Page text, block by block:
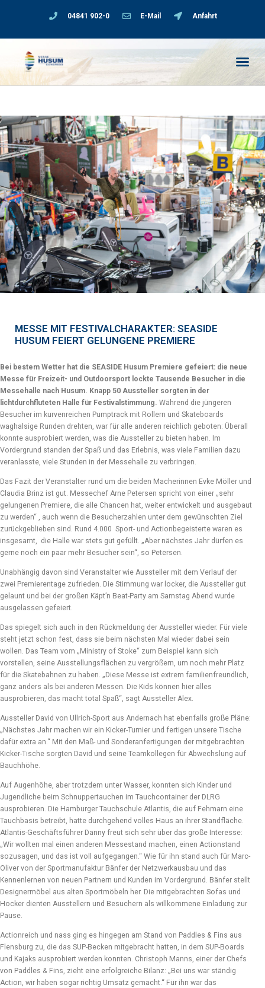
04841 902-0 E-Mail Anfahrt
MESSE MIT FESTIVALCHARAKTER: SEASIDE
HUSUM FEIERT GELUNGENE PREMIERE
Bei bestem Wetter hat die SEASIDE Husum Premiere gefeiert: die neue
Messe für Freizeit- und Outdoorsport lockte Tausende Besucher in die
Messehalle nach Husum. Knapp 50 Aussteller sorgten in der
lichtdurchfluteten Halle für Festivalstimmung. Während die jüngeren
Besucher im kurvenreichen Pumptrack mit Rollern und Skateboards
waghalsige Runden drehten, war für alle anderen reichlich geboten: Überall
konnte ausprobiert werden, was die Aussteller zu bieten haben. Im
Vordergrund standen der Spaß und das Erlebnis, was viele Familien dazu
veranlasste, viele Stunden in der Messehalle zu verbringen.
Das Fazit der Veranstalter rund um die beiden Macherinnen Evke Möller und
Claudia Brinz ist gut. Messechef Arne Petersen spricht von einer „sehr
gelungenen Premiere, die alle Chancen hat, weiter entwickelt und ausgebaut
zu werden“ , auch wenn die Besucherzahlen unter dem gewünschten Ziel
zurückgeblieben sind. Rund 4.000 Sport- und Actionbegeisterte waren es
insgesamt, die Halle war stets gut gefüllt. „Aber nächstes Jahr dürfen es
gerne noch ein paar mehr Besucher sein“, so Petersen.
Unabhängig davon sind Veranstalter wie Aussteller mit dem Verlauf der
zwei Premierentage zufrieden. Die Stimmung war locker, die Aussteller gut
gelaunt und bei der großen Käpt’n Beat-Party am Samstag Abend wurde
ausgelassen gefeiert.
Das spiegelt sich auch in den Rückmeldung der Aussteller wieder. Für viele
steht jetzt schon fest, dass sie beim nächsten Mal wieder dabei sein
wollen. Das Team vom „Ministry of Stoke“ zum Beispiel kann sich
vorstellen, seine Ausstellungsflächen zu vergrößern, um noch mehr Platz
für die Skatebahnen zu haben. „Diese Messe ist extrem familienfreundlich,
ganz anders als bei anderen Messen. Die Kids können hier alles
ausprobieren, das macht total Spaß“, sagt Aussteller Alex.
Aussteller David von Ullrich-Sport aus Andernach hat ebenfalls große Pläne:
„Nächstes Jahr machen wir ein Kicker-Turnier und fertigen unsere Tische
dafür extra an.“ Mit den Maß- und Sonderanfertigungen der mitgebrachten
Kicker-Tische sorgten David und seine Teamkollegen für Abwechslung auf
Bauchhöhe.
Auf Augenhöhe, aber trotzdem unter Wasser, konnten sich Kinder und
Jugendliche beim Schnuppertauchen im Tauchcontainer der DLRG
ausprobieren. Die Hamburger Tauchschule Atlantis, die auf Fehmarn eine
Tauchbasis betreibt, hatte durchgehend volles Haus an ihrer Standfläche.
Atlantis-Geschäftsführer Danny freut sich sehr über das große Interesse:
„Wir wollten mal einen anderen Messestand machen, einen Actionstand
sozusagen, und das ist voll aufgegangen.“ Wie für ihn stand auch für Marc-
Oliver von der Sportmanufaktur Bänfer der Netzwerkausbau und das
Kennenlernen von neuen Partnern und Kunden im Vordergrund. Bänfer stellt
Designermöbel aus alten Sportmöbeln her. Die mitgebrachten Sofas und
Hocker dienten Ausstellern und Besuchern als willkommene Einladung zur
Pause.
Actionreich und nass ging es hingegen am Stand von Paddles & Fins aus
Flensburg zu, die das SUP-Becken mitgebracht hatten, in dem SUP-Boards
und Kajaks ausprobiert werden konnten. Christoph Manns, einer der Chefs
von Paddles & Fins, zieht eine erfolgreiche Bilanz: „Bei uns war ständig
Action, wir haben sogar richtig Umsatz gemacht.“ Für ihn war das